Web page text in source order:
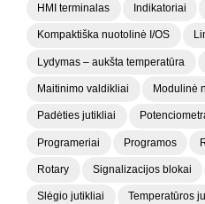
HMI terminalas Indikatoriai
Kompaktiška nuotolinė I/OS
Lydymas – aukšta temperatūra
Maitinimo valdikliai Modulinė
Padėties jutikliai
Programeriai Programos
Rotary Signalizacijos blokai
Slėgio jutikliai Temperatūros